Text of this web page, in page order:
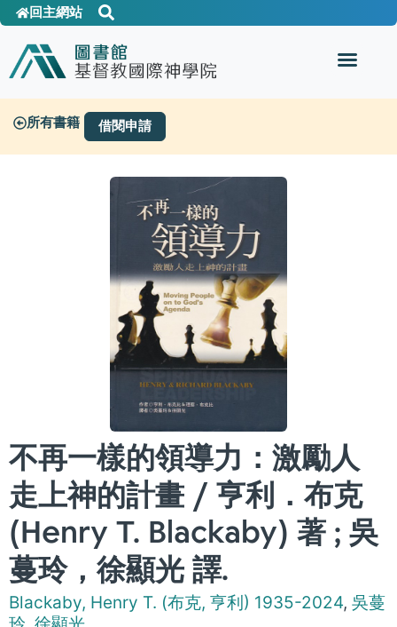
回主網站
所有書籍 借閱申請
不再一樣的領導力：激勵人
走上神的計畫 / 亨利．布克
(Henry T. Blackaby) 著 ; 吳
蔓玲，徐顯光 譯.
Blackaby, Henry T. (布克, 亨利) 1935-2024, 吳蔓